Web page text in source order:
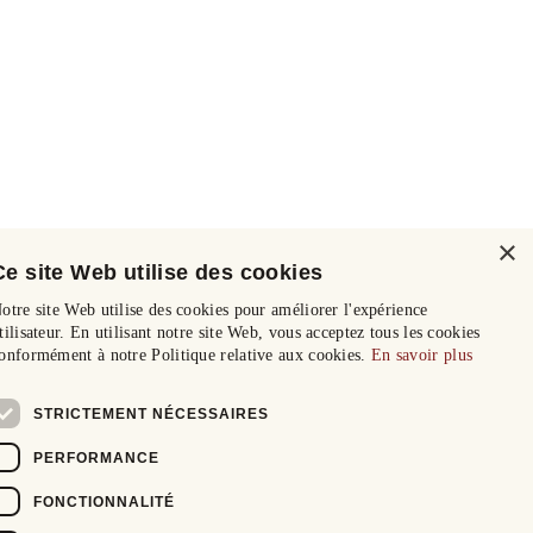
×
site Web utilise des cookies
site Web utilise des cookies pour améliorer l'expérience
En utilisant notre site Web, vous acceptez tous les cookies
à notre Politique relative aux cookies. En savoir plus
STRICTEMENT NÉCESSAIRES
PERFORMANCE
FONCTIONNALITÉ